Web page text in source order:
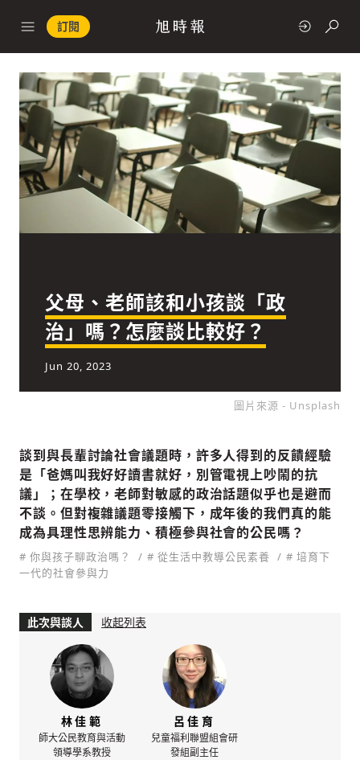
訂閱
快速連結
政治
經濟
科技
人文
父母、老師該和小孩談「政
治」嗎？怎麼談比較好？
Jun 20, 2023
圖片來源 - Unsplash
談到與長輩討論社會議題時，許多人得到的反饋經驗
是「爸媽叫我好好讀書就好，別管電視上吵鬧的抗
議」；在學校，老師對敏感的政治話題似乎也是避而
不談。但對複雜議題零接觸下，成年後的我們真的能
成為具理性思辨能力、積極參與社會的公民嗎？
# 你與孩子聊政治嗎？ # 從生活中教導公民素養
# 培育下
一代的社會參與力
此次與談人 收起列表
林佳範
師大公民教育與活動
領導學系教授
呂佳育
兒童福利聯盟組會研
發組副主任